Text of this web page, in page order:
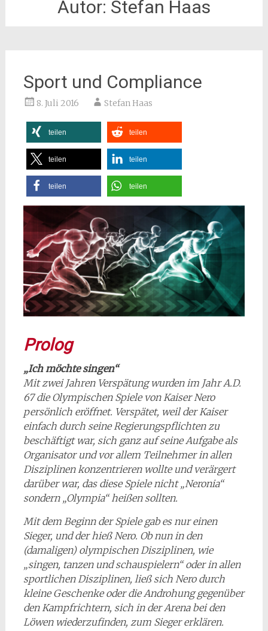
Autor: Stefan Haas
Sport und Compliance
8. Juli 2016 Stefan Haas
teilen teilen
teilen teilen
teilen teilen
Prolog
„Ich möchte singen“
Mit zwei Jahren Verspätung wurden im Jahr A.D.
67 die Olympischen Spiele von Kaiser Nero
persönlich eröffnet. Verspätet, weil der Kaiser
einfach durch seine Regierungspflichten zu
beschäftigt war, sich ganz auf seine Aufgabe als
Organisator und vor allem Teilnehmer in allen
Disziplinen konzentrieren wollte und verärgert
darüber war, das diese Spiele nicht „Neronia“
sondern „Olympia“ heißen sollten.
Mit dem Beginn der Spiele gab es nur einen
Sieger, und der hieß Nero. Ob nun in den
(damaligen) olympischen Disziplinen, wie
„singen, tanzen und schauspielern“ oder in allen
sportlichen Disziplinen, ließ sich Nero durch
kleine Geschenke oder die Androhung gegenüber
den Kampfrichtern, sich in der Arena bei den
Löwen wiederzufinden, zum Sieger erklären.